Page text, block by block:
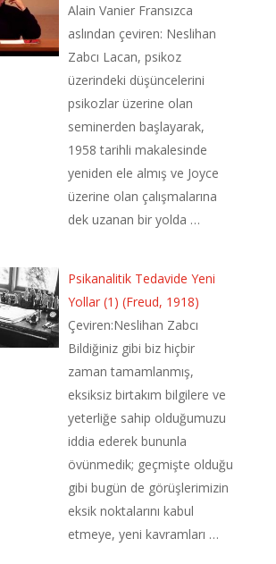
Alain Vanier Fransızca
aslından çeviren: Neslihan
Zabcı Lacan, psikoz
üzerindeki düşüncelerini
psikozlar üzerine olan
seminerden başlayarak,
1958 tarihli makalesinde
yeniden ele almış ve Joyce
üzerine olan çalışmalarına
dek uzanan bir yolda …
Psikanalitik Tedavide Yeni
Yollar (1) (Freud, 1918)
Çeviren:Neslihan Zabcı
Bildiğiniz gibi biz hiçbir
zaman tamamlanmış,
eksiksiz birtakım bilgilere ve
yeterliğe sahip olduğumuzu
iddia ederek bununla
övünmedik; geçmişte olduğu
gibi bugün de görüşlerimizin
eksik noktalarını kabul
etmeye, yeni kavramları …